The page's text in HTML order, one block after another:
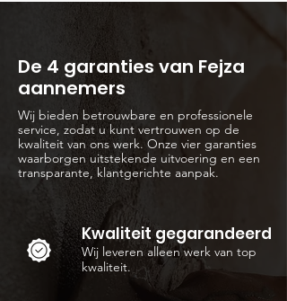
De 4 garanties van Fejza
aannemers
Wij bieden betrouwbare en professionele
service, zodat u kunt vertrouwen op de
kwaliteit van ons werk. Onze vier garanties
waarborgen uitstekende uitvoering en een
transparante, klantgerichte aanpak.
Kwaliteit gegarandeerd
Wij leveren alleen werk van top
kwaliteit.